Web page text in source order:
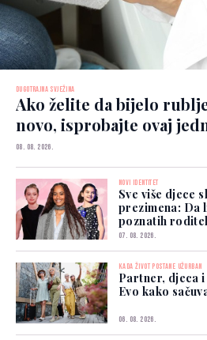
DUGOTRAJNA SVJEŽINA
Ako želite da bijelo
novo, isprobajte ovaj
08. 08. 2026.
NOVI IDENTITET
Sve više djece
prezimena: Da
poznatih
07. 08. 2026.
KADA ŽIVOT POSTANE UŽURBAN
Partner, djeca
Evo kako
06. 08. 2026.